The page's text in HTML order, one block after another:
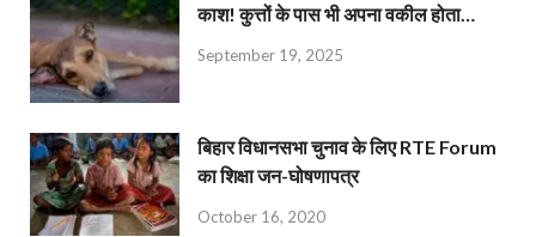
काश! कुत्तों के पास भी अपना वकील होता…
September 19, 2025
बिहार विधानसभा चुनाव के लिए RTE Forum
का शिक्षा जन-घोषणापत्र
October 16, 2020